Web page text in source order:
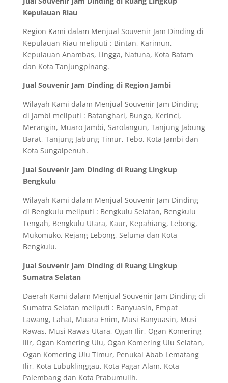
Kepulauan Riau
Region Kami dalam Menjual Souvenir Jam Dinding di
Kepulauan Riau meliputi : Bintan, Karimun,
Kepulauan Anambas, Lingga, Natuna, Kota Batam
dan Kota Tanjungpinang.
Jual Souvenir Jam Dinding di Region Jambi
Wilayah Kami dalam Menjual Souvenir Jam Dinding
di Jambi meliputi : Batanghari, Bungo, Kerinci,
Merangin, Muaro Jambi, Sarolangun, Tanjung Jabung
Barat, Tanjung Jabung Timur, Tebo, Kota Jambi dan
Kota Sungaipenuh.
Jual Souvenir Jam Dinding di Ruang Lingkup
Bengkulu
Wilayah Kami dalam Menjual Souvenir Jam Dinding
di Bengkulu meliputi : Bengkulu Selatan, Bengkulu
Tengah, Bengkulu Utara, Kaur, Kepahiang, Lebong,
Mukomuko, Rejang Lebong, Seluma dan Kota
Bengkulu.
Jual Souvenir Jam Dinding di Ruang Lingkup
Sumatra Selatan
Daerah Kami dalam Menjual Souvenir Jam Dinding di
Sumatra Selatan meliputi : Banyuasin, Empat
Lawang, Lahat, Muara Enim, Musi Banyuasin, Musi
Rawas, Musi Rawas Utara, Ogan Ilir, Ogan Komering
Ilir, Ogan Komering Ulu, Ogan Komering Ulu Selatan,
Ogan Komering Ulu Timur, Penukal Abab Lematang
Ilir, Kota Lubuklinggau, Kota Pagar Alam, Kota
Palembang dan Kota Prabumulih.